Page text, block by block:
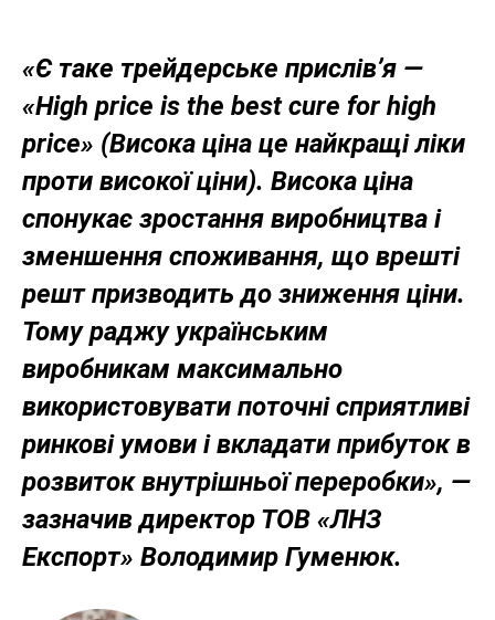
«Є таке трейдерське прислів’я —
«High price is the best cure for high
price» (Висока ціна це найкращі ліки
проти високої ціни). Висока ціна
спонукає зростання виробництва і
зменшення споживання, що врешті
решт призводить до зниження ціни.
Тому раджу українським
виробникам максимально
використовувати поточні сприятливі
ринкові умови і вкладати прибуток в
розвиток внутрішньої переробки», —
зазначив директор ТОВ «ЛНЗ
Експорт» Володимир Гуменюк.